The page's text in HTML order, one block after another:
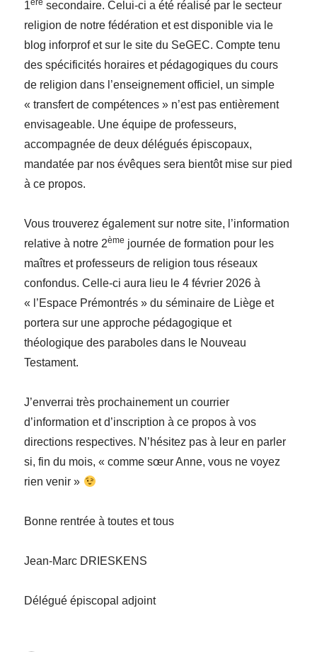
1ère secondaire. Celui-ci a été réalisé par le secteur
religion de notre fédération et est disponible via le
blog inforprof et sur le site du SeGEC. Compte tenu
des spécificités horaires et pédagogiques du cours
de religion dans l’enseignement officiel, un simple
« transfert de compétences » n’est pas entièrement
envisageable. Une équipe de professeurs,
accompagnée de deux délégués épiscopaux,
mandatée par nos évêques sera bientôt mise sur pied
à ce propos.
Vous trouverez également sur notre site, l’information
relative à notre 2ème journée de formation pour les
maîtres et professeurs de religion tous réseaux
confondus. Celle-ci aura lieu le 4 février 2026 à
« l’Espace Prémontrés » du séminaire de Liège et
portera sur une approche pédagogique et
théologique des paraboles dans le Nouveau
Testament.
J’enverrai très prochainement un courrier
d’information et d’inscription à ce propos à vos
directions respectives. N’hésitez pas à leur en parler
si, fin du mois, « comme sœur Anne, vous ne voyez
rien venir »
Bonne rentrée à toutes et tous
Jean-Marc DRIESKENS
Délégué épiscopal adjoint